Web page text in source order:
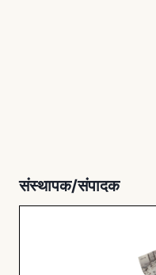
संस्थापक/संपादक